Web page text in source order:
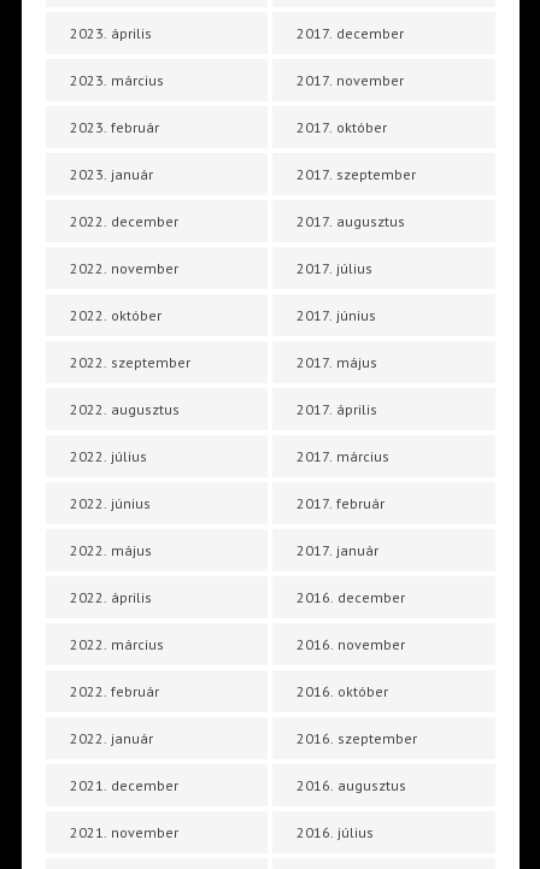
2023. április
2023. március
2023. február
2023. január
2022. december
2022. november
2022. október
2022. szeptember
2022. augusztus
2022. július
2022. június
2022. május
2022. április
2022. március
2022. február
2022. január
2021. december
2021. november
2017. december
2017. november
2017. október
2017. szeptember
2017. augusztus
2017. július
2017. június
2017. május
2017. április
2017. március
2017. február
2017. január
2016. december
2016. november
2016. október
2016. szeptember
2016. augusztus
2016. július